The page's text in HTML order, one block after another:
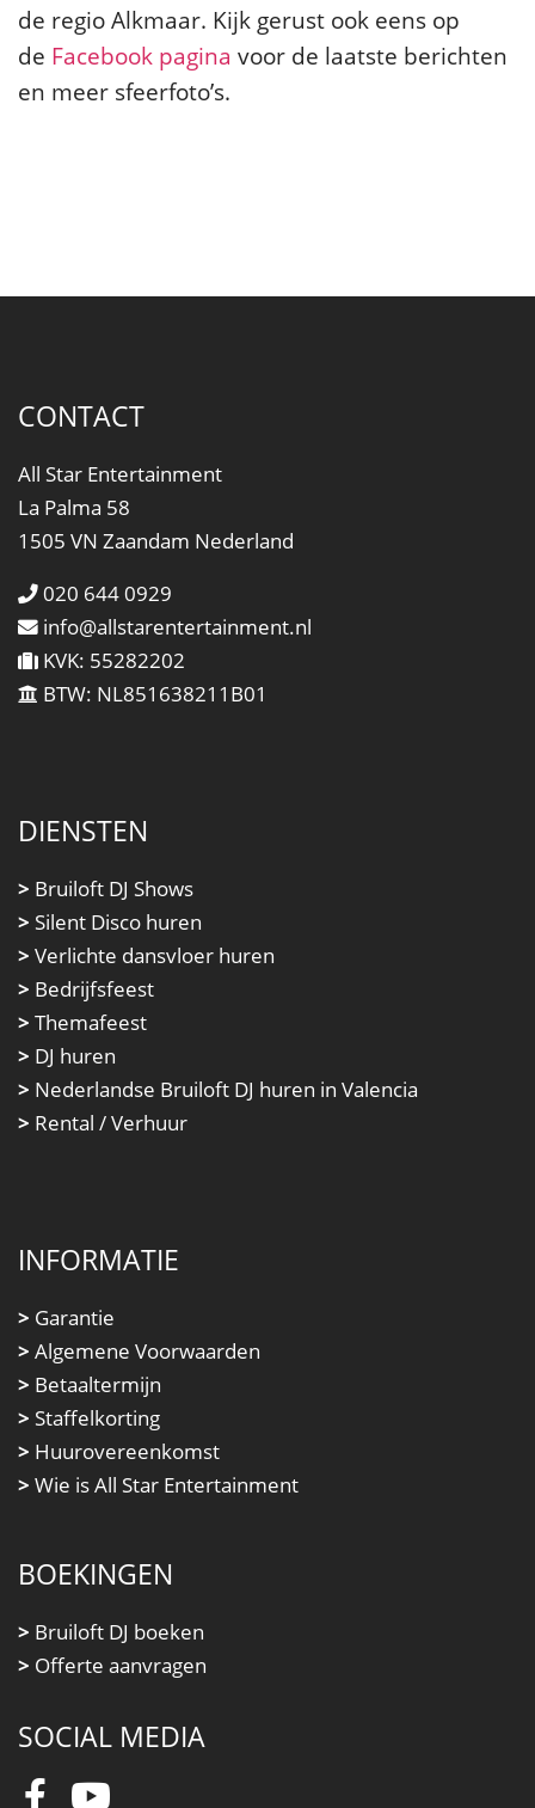
de regio Alkmaar. Kijk gerust ook eens op
de Facebook pagina voor de laatste berichten
en meer sfeerfoto’s.
CONTACT
All Star Entertainment
La Palma 58
1505 VN Zaandam Nederland
020 644 0929
info@allstarentertainment.nl
KVK: 55282202
BTW: NL851638211B01
DIENSTEN
> Bruiloft DJ Shows
> Silent Disco huren
> Verlichte dansvloer huren
> Bedrijfsfeest
> Themafeest
> DJ huren
> Nederlandse Bruiloft DJ huren in Valencia
> Rental / Verhuur
INFORMATIE
> Garantie
> Algemene Voorwaarden
> Betaaltermijn
> Staffelkorting
> Huurovereenkomst
> Wie is All Star Entertainment
BOEKINGEN
> Bruiloft DJ boeken
> Offerte aanvragen
SOCIAL MEDIA